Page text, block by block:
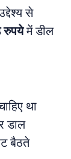
से
रुपयेमें डील
था
डाल
बैठते